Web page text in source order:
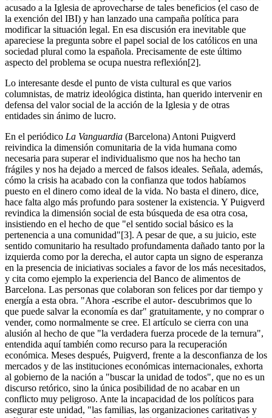
acusado a la Iglesia de aprovecharse de tales beneficios (el caso de
la exención del IBI) y han lanzado una campaña política para
modificar la situación legal. En esa discusión era inevitable que
apareciese la pregunta sobre el papel social de los católicos en una
sociedad plural como la española. Precisamente de este último
aspecto del problema se ocupa nuestra reflexión[2].
Lo interesante desde el punto de vista cultural es que varios
columnistas, de matriz ideológica distinta, han querido intervenir en
defensa del valor social de la acción de la Iglesia y de otras
entidades sin ánimo de lucro.
En el periódico La Vanguardia (Barcelona) Antoni Puigverd
reivindica la dimensión comunitaria de la vida humana como
necesaria para superar el individualismo que nos ha hecho tan
frágiles y nos ha dejado a merced de falsos ideales. Señala, además,
cómo la crisis ha acabado con la confianza que todos habíamos
puesto en el dinero como ideal de la vida. No basta el dinero, dice,
hace falta algo más profundo para sostener la existencia. Y Puigverd
revindica la dimensión social de esta búsqueda de esa otra cosa,
insistiendo en el hecho de que "el sentido social básico es la
pertenencia a una comunidad"[3]. A pesar de que, a su juicio, este
sentido comunitario ha resultado profundamenta dañado tanto por la
izquierda como por la derecha, el autor capta un signo de esperanza
en la presencia de iniciativas sociales a favor de los más necesitados,
y cita como ejemplo la experiencia del Banco de alimentos de
Barcelona. Las personas que colaboran son felices por dar tiempo y
energía a esta obra. "Ahora -escribe el autor- descubrimos que lo
que puede salvar la economía es dar" gratuitamente, y no comprar o
vender, como normalmente se cree. El artículo se cierra con una
alusión al hecho de que "la verdadera fuerza procede de la ternura",
entendida aquí también como recurso para la recuperación
económica. Meses después, Puigverd, frente a la desconfianza de los
mercados y de las instituciones económicas internacionales, exhorta
al gobierno de la nación a "buscar la unidad de todos", que no es un
discurso retórico, sino la única posibilidad de no acabar en un
conflicto muy peligroso. Ante la incapacidad de los políticos para
asegurar este unidad, "las familias, las organizaciones caritativas y